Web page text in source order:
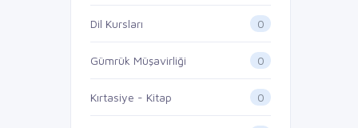
Dil Kursları 0
Gümrük Müşavirliği 0
Kırtasiye - Kitap 0